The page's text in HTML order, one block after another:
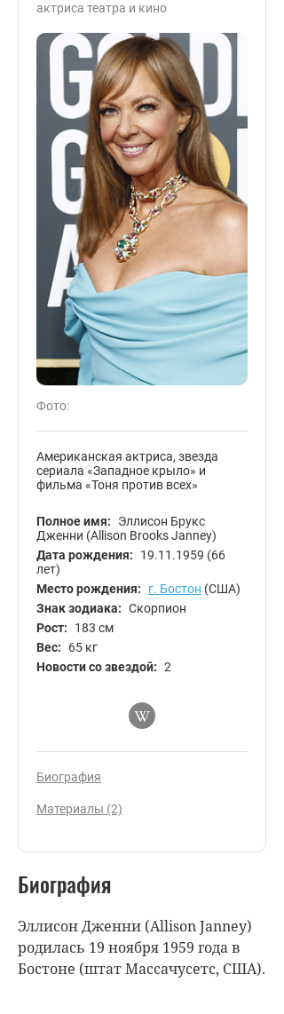
актриса театра и кино
Фото:
Американская актриса, звезда
сериала «Западное крыло» и
фильма «Тоня против всех»
Полное имя:
Эллисон Брукс
Дженни (Allison Brooks Janney)
Дата рождения:
19.11.1959 (66
лет)
Место рождения:
г. Бостон (США)
Знак зодиака: Скорпион
Рост:
183 см
Вес:
65 кг
Новости со звездой: 2
Биография
Материалы (2)
Биография
Эллисон Дженни (Allison Janney)
родилась 19 ноября 1959 года в
Бостоне (штат Массачусетс, США).